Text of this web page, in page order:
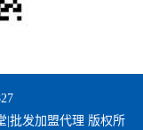
|批发加盟代理 版权所